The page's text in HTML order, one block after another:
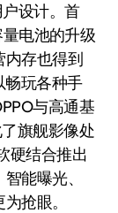
设计。首
电池的升级
内存也得到
畅玩各种手
与高通基
旗舰影像处
硬结合推出
能曝光、
抢眼。